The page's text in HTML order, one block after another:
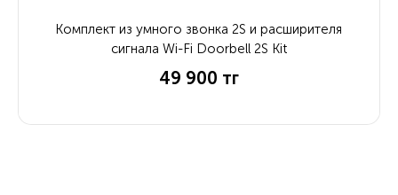
Комплект из умного звонка 2S и расширителя
сигнала Wi-Fi Doorbell 2S Kit
49 900 тг